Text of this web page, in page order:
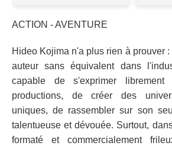
ACTION - AVENTURE
Hideo Kojima n'a plus rien à prouver
auteur sans équivalent dans
capable de s'exprimer
productions, de créer des
uniques, de rassembler sur son
talentueuse et dévouée. Surtout,
formaté et commercialement